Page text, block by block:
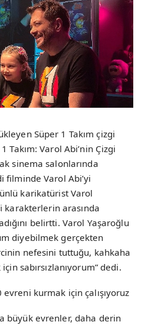
Süper 1 Takım çizgi
Takım: Varol Abi’nin Çizgi
sinema salonlarında
filminde Varol Abi’yi
karikatürist Varol
karakterlerin arasında
belirtti. Varol Yaşaroğlu
diyebilmek gerçekten
nefesini tuttuğu, kahkaha
sabırsızlanıyorum” dedi.
kurmak için çalışıyoruz
büyük evrenler, daha derin